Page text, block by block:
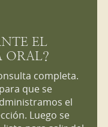
EL
ORAL?
completa.
que se
el
Luego se